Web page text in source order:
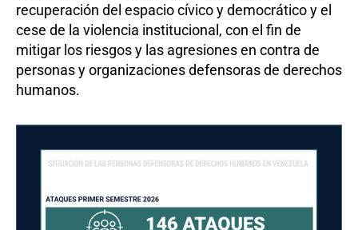
recuperación del espacio cívico y democrático y el
cese de la violencia institucional, con el fin de
mitigar los riesgos y las agresiones en contra de
personas y organizaciones defensoras de derechos
humanos.